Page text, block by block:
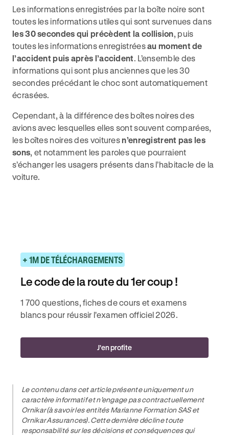
Les informations enregistrées par la boîte noire sont
toutes les informations utiles qui sont survenues dans
les 30 secondes qui précèdent la collision, puis
toutes les informations enregistréesau moment de
l’accident puis après l’accident. L’ensemble des
informations qui sont plus anciennes que les 30
secondes précédant le choc sont automatiquement
écrasées.
Cependant, à la différence des boîtes noires des
avions avec lesquelles elles sont souvent comparées,
les boîtes noires des voituresn’enregistrent pas les
sons, et notamment les paroles que pourraient
s’échanger les usagers présents dans l’habitacle de la
voiture.
+ 1M DE TÉLÉCHARGEMENTS
Le code de la route du 1er coup !
1 700 questions, fiches de cours et examens
blancs pour réussir l'examen officiel 2026.
J'en profite
Le contenu dans cet article présente uniquement un
caractère informatif et n’engage pas contractuellement
Ornikar (à savoir les entités Marianne Formation SAS et
Ornikar Assurances). Cette dernière décline toute
responsabilité sur les décisions et conséquences qui